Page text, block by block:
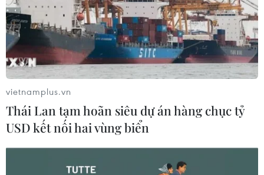
Bộ sưu tập đã thể hiện nghệ thuật thêu tay đỉnh cao của các
(Vietnam+)
vietnamplus.vn
Thái Lan tạm hoãn siêu dự án hàng chục tỷ
USD kết nối hai vùng biển